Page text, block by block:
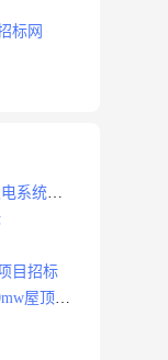
标网
系统项
目招标
屋顶分
招标